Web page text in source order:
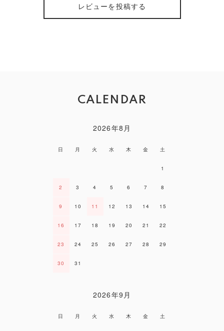
レビューを投稿する
CALENDAR
2026年8月
日 月 火 水 木 金 土
1
2 3 4 5 6 7 8
9 10 11 12 13 14 15
16 17 18 19 20 21 22
23 24 25 26 27 28 29
30 31
2026年9月
日 月 火 水 木 金 土